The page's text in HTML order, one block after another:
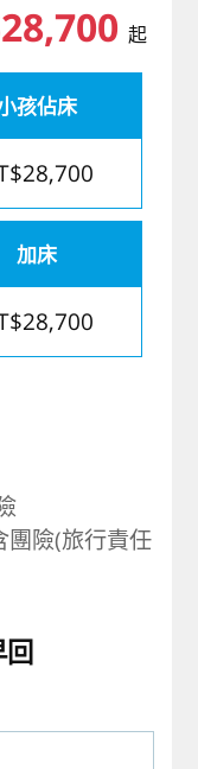
起
孩佔床
加床
團險(旅行責任
回